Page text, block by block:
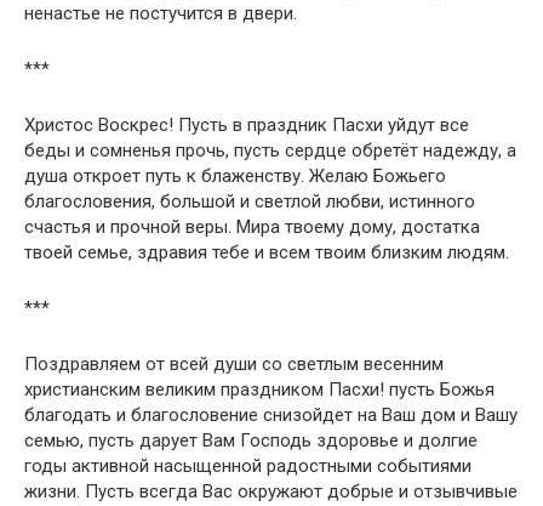
ненастье не постучится в двери.
***
Христос Воскрес! Пусть в праздник Пасхи уйдут все
беды и сомненья прочь, пусть сердце обретёт надежду, а
душа откроет путь к блаженству. Желаю Божьего
благословения, большой и светлой любви, истинного
счастья и прочной веры. Мира твоему дому, достатка
твоей семье, здравия тебе и всем твоим близким людям.
***
Поздравляем от всей души со светлым весенним
христианским великим праздником Пасхи! пусть Божья
благодать и благословение снизойдет на Ваш дом и Вашу
семью, пусть дарует Вам Господь здоровье и долгие
годы активной насыщенной радостными событиями
жизни. Пусть всегда Вас окружают добрые и отзывчивые